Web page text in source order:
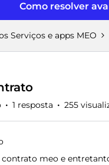
Como resolver
Serviços e apps MEO
1 resposta 255
meo e